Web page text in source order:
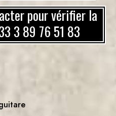
pour vérifier la
3 89 76 51 83